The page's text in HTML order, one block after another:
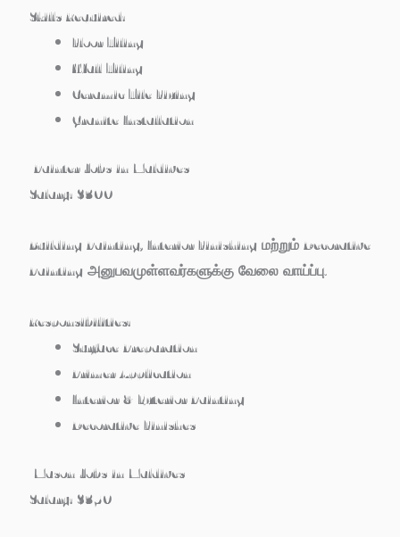
Skills Required:
Floor Tiling
Wall Tiling
Ceramic Tile Fixing
Granite Installation
Painter Jobs in Maldives
Salary: $300
Building Painting, Interior Finishing மற்றும் Decorative
Painting அனுபவமுள்ளவர்களுக்கு வேலை வாய்ப்பு.
Responsibilities:
Surface Preparation
Primer Application
Interior & Exterior Painting
Decorative Finishes
Mason Jobs in Maldives
Salary: $350